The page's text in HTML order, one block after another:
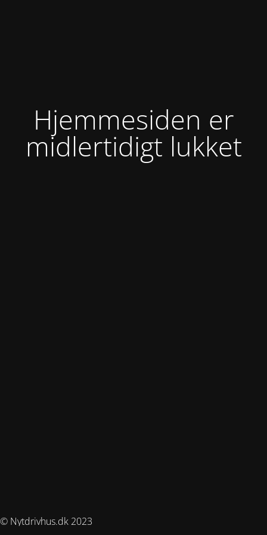
Hjemmesiden er
midlertidigt lukket
© Nytdrivhus.dk 2023